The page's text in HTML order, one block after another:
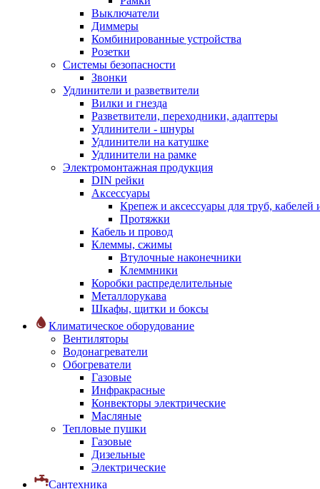
Выключатели
Диммеры
Комбинированные устройства
Розетки
Системы безопасности
Звонки
Удлинители и разветвители
Вилки и гнезда
Разветвители, переходники, адаптеры
Удлинители - шнуры
Удлинители на катушке
Удлинители на рамке
Электромонтажная продукция
DIN рейки
Аксессуары
Крепеж и аксессуары для труб, кабелей
Протяжки
Кабель и провод
Клеммы, сжимы
Втулочные наконечники
Клеммники
Коробки распределительные
Металлорукава
Шкафы, щитки и боксы
Климатическое оборудование
Вентиляторы
Водонагреватели
Обогреватели
Газовые
Инфракрасные
Конвекторы электрические
Масляные
Тепловые пушки
Газовые
Дизельные
Электрические
Сантехника